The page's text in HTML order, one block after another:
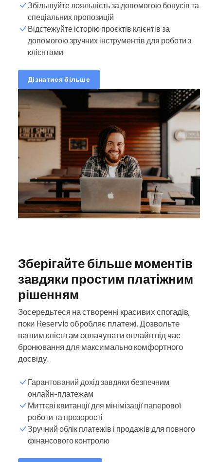
Збільшуйте лояльність за допомогою бонусів та
спеціальних пропозицій
Відстежуйте історію проєктів клієнтів за
допомогою зручних інструментів для роботи з
клієнтами
Дізнатися більше
Зберігайте більше моментів
завдяки простим платіжним
рішенням
Зосередьтеся на створенні красивих спогадів,
поки Reservio обробляє платежі. Дозвольте
вашим клієнтам оплачувати онлайн під час
бронювання для максимально комфортного
досвіду.
Гарантований дохід завдяки безпечним
онлайн-платежам
Миттєві квитанції для мінімізації паперової
роботи та прозорості
Зручний облік платежів і продажів для повного
фінансового контролю